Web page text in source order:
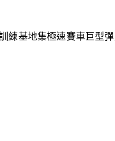
練基地集極速賽車巨型